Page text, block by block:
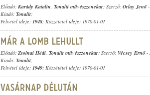
Előadó: Karády Katalin, Tonalit művészzenekar; Szerző: Orlay Jenő
Kiadó: Tonalit;
Felvétel ideje: 1948; Közzététel ideje: 1970-01-01
Előadó: Zsolnai Hédi, Tonalit művészzenekar; Szerző: Vécsey Ernő-
Kiadó: Tonalit;
Felvétel ideje: 1949; Közzététel ideje: 1970-01-01